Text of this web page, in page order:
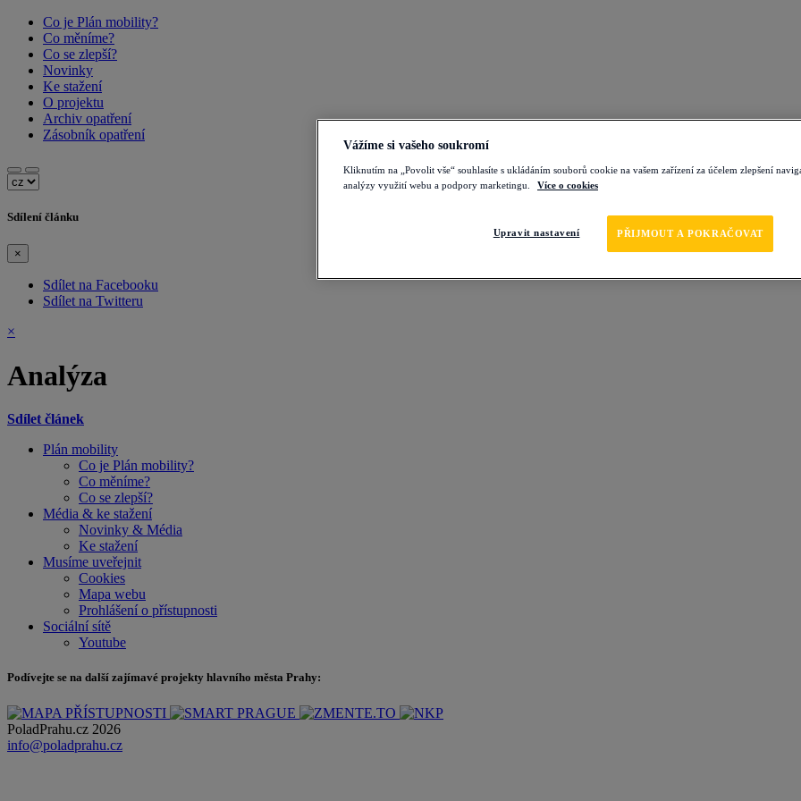
Co je Plán mobility?
Co měníme?
Co se zlepší?
Novinky
Ke stažení
O projektu
Archiv opatření
Zásobník opatření
Sdílení článku
×
Sdílet na Facebooku
Sdílet na Twitteru
×
Analýza
Sdílet článek
Plán mobility
Co je Plán mobility?
Co měníme?
Co se zlepší?
Média & ke stažení
Novinky & Média
Ke stažení
Musíme uveřejnit
Cookies
Mapa webu
Prohlášení o přístupnosti
Sociální sítě
Youtube
Podívejte se na další zajímavé projekty hlavního města Prahy:
PoladPrahu.cz 2026
info@poladprahu.cz
Vážíme si vašeho soukromí
Kliknutím na „Povolit vše“ souhlasíte s ukládáním souborů cookie na vašem zařízení za účelem zlepšení
analýzy využití webu a podpory marketingu.
Více o cookies
PŘIJMOUT A POKRAČOVAT
Upravit nastavení